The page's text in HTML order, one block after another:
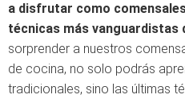
a disfrutar como
técnicas más vanguardistas
sorprender a nuestros
de cocina, no solo podrás
tradicionales, sino las últimas